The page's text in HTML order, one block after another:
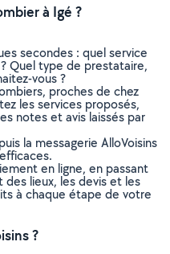
à Igé ?
secondes : quel service
Quel type de prestataire,
vous ?
proches de chez
les services proposés,
notes et avis laissés par
la messagerie AlloVoisins
en ligne, en passant
des lieux, les devis et les
à chaque étape de votre
?